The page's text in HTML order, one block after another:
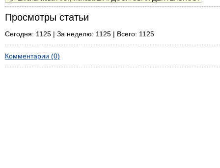
Просмотры статьи
Сегодня: 1125 | За неделю: 1125 | Всего: 1125
Комментарии (0)